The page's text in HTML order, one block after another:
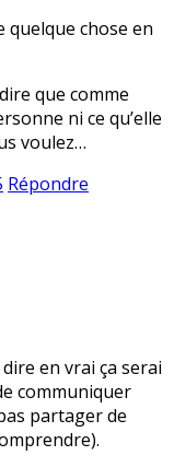
quelque chose en
que comme
ni ce qu’elle
voulez…
Répondre
en vrai ça serai
communiquer
partager de